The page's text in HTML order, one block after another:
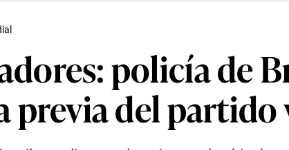
policía de
previa del partido